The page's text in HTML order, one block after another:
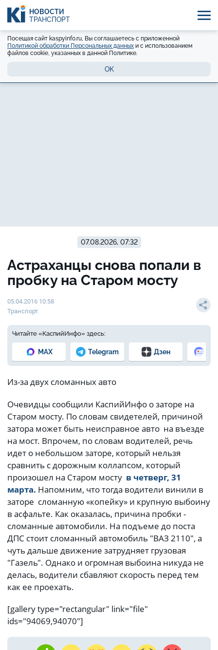
НОВОСТИ
ТРАНСПОРТ
Посещая сайт kaspyinfo.ru, Вы соглашаетесь с приложенной
Политикой обработки Персональных данных и с использованием
файлов cookie, указанных в данной Политике.
OK
07.08.2026, 07:32
Астраханцы снова попали в
пробку на Старом мосту
05.04.2016 10:58
Транспорт
Читайте «КаспийИнфо» здесь:
MAX Telegram Дзен
Из-за двух сломанных авто
Очевидцы сообщили КаспийИнфо о заторе на
Старом мосту. По словам свидетелей, причиной
затора может быть неисправное авто на въезде
на мост. Впрочем, по словам водителей, речь
идет о небольшом заторе, который нельзя
сравнить с дорожным коллапсом, который
произошел на Старом мосту в четверг, 31
марта. Напомним, что тогда водители винили в
заторе сломанную «копейку» и крупную выбоину
в асфальте. Как оказалась, причина пробки -
сломанные автомобили. На подъеме до поста
ДПС стоит сломанный автомобиль "ВАЗ 2110", а
чуть дальше движение затрудняет грузовая
"Газель". Однако и огромная выбоина никуда не
делась, водители сбавляют скорость перед тем
как ее проехать.
[gallery type="rectangular" link="file"
ids="94069,94070"]